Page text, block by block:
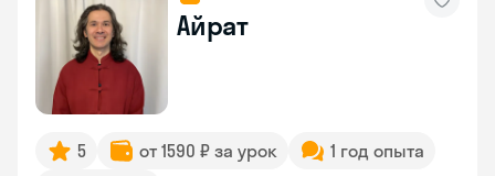
Айрат
5 от 1590 ₽ за урок
1 год опыта